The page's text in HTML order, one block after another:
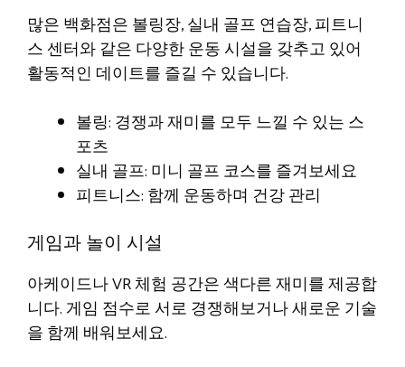
많은 백화점은 볼링장, 실내 골프 연습장, 피트니
스 센터와 같은 다양한 운동 시설을 갖추고 있어
활동적인 데이트를 즐길 수 있습니다.
볼링: 경쟁과 재미를 모두 느낄 수 있는 스
포츠
실내 골프: 미니 골프 코스를 즐겨보세요
피트니스: 함께 운동하며 건강 관리
게임과 놀이 시설
아케이드나 VR 체험 공간은 색다른 재미를 제공합
니다. 게임 점수로 서로 경쟁해보거나 새로운 기술
을 함께 배워보세요.